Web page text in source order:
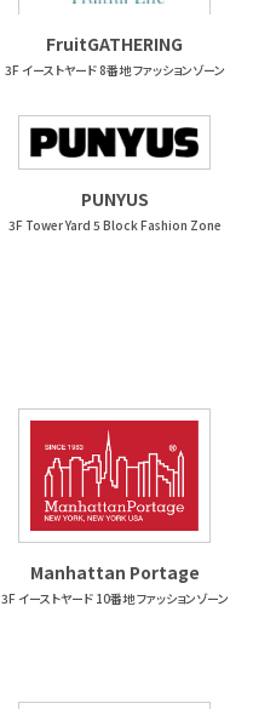
FruitGATHERING
3F イーストヤード 8番地 ファッションゾーン
PUNYUS
3F Tower Yard 5 Block Fashion Zone
Manhattan Portage
3F イーストヤード 10番地 ファッションゾーン